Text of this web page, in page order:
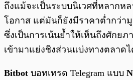
ถึงแม้จะเป็นระบบนิเวศที่หลากห
โอกาส แต่มันก็ยังมีราคาต่ำกว่า
ซึ่งเป็นการเน้นย้ำให้เห็นถึงศักยภ
เข้ามาแย่งชิงส่วนแบ่งทางตลาดไ
Bitbot บอทเทรด Telegram แบบ